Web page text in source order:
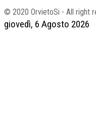
giovedì, 6 Agosto 2026
© 2020 OrvietoSi - All right